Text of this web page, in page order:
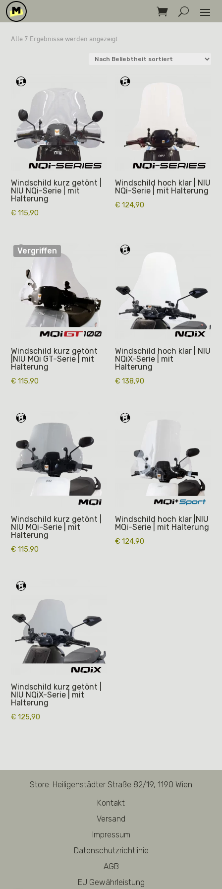
Alle 7 Ergebnisse werden angezeigtNach
Windschild kurz getönt |
NIU NQi-Serie | mit
Halterung
€ 115,90
Windschild hoch klar | NIU
NQi-Serie | mit Halterung
€ 124,90
Vergriffen
Windschild kurz getönt
|NIU MQi GT-Serie | mit
Halterung
€ 115,90
Windschild hoch klar | NIU
NQiX-Serie | mit
Halterung
€ 138,90
Windschild kurz getönt |
NIU MQi-Serie | mit
Halterung
€ 115,90
Windschild hoch klar |NIU
MQi-Serie | mit Halterung
€ 124,90
Windschild kurz getönt |
NIU NQiX-Serie | mit
Halterung
€ 125,90
Store: Heiligenstädter Straße 82/19, 1190 Wien
Kontakt
Versand
Impressum
Datenschutzrichtlinie
AGB
EU Gewährleistung